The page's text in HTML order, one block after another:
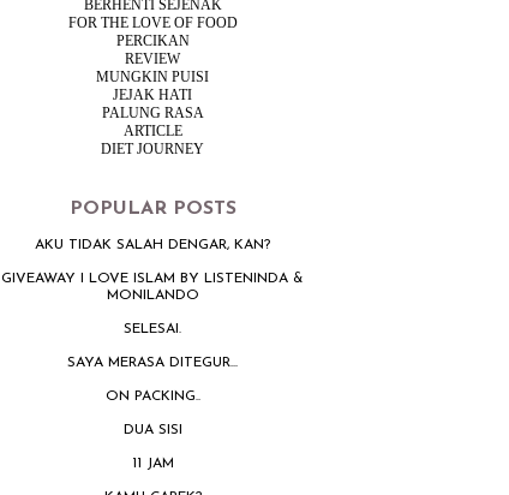
BERHENTI SEJENAK
FOR THE LOVE OF FOOD
PERCIKAN
REVIEW
MUNGKIN PUISI
JEJAK HATI
PALUNG RASA
ARTICLE
DIET JOURNEY
POPULAR POSTS
AKU TIDAK SALAH DENGAR, KAN?
GIVEAWAY I LOVE ISLAM BY LISTENINDA &
MONILANDO
SELESAI.
SAYA MERASA DITEGUR...
ON PACKING..
DUA SISI
11 JAM